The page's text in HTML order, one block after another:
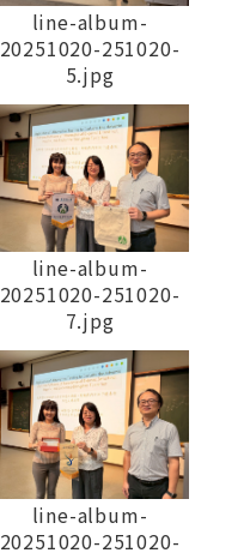
line-album-
20251020-251020-
5.jpg
line-album-
20251020-251020-
7.jpg
line-album-
20251020-251020-